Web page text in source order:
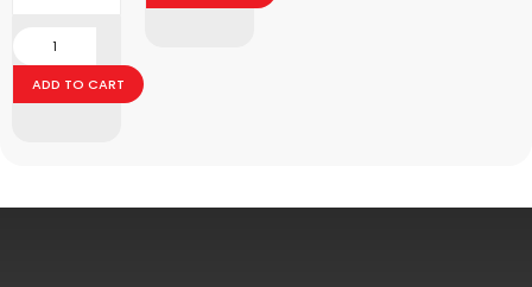
ADD TO CART